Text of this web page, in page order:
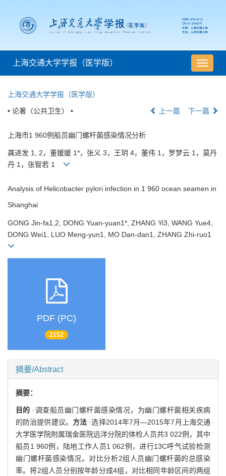
导
航
上海交通大学学报（医学版）
上海交通大学学报（医学版）
• 论著（公共卫生） • 上一篇 下一篇
上海市1 960例船员幽门螺杆菌感染情况分析
龚进发 1, 2，董媛媛 1*，张义 3，王玥 4，董伟 1，罗梦云 1，莫丹
丹 1，张智若 1
Analysis of Helicobacter pylori infection in 1 960 ocean seamen in
Shanghai
GONG Jin-fa1,2, DONG Yuan-yuan1*, ZHANG Yi3, WANG Yue4,
DONG Wei1, LUO Meng-yun1, MO Dan-dan1, ZHANG Zhi-ruo1
PDF (PC)
2152
摘要/Abstract
摘要：
目的 ·调查船员幽门螺杆菌感染情况，为幽门螺杆菌相关疾病
的防治提供建议。 方法 ·选择2014年7月—2015年7月上海交通
大学医学院附属瑞金医院远洋分院的体检人员共3 022例，其中
船员1 960例，陆地工作人员1 062例，进行13C呼气试验检测
幽门螺杆菌感染情况。对比分析2组人员幽门螺杆菌的总感染
率。将2组人员分别按年龄分成4组，对比相同年龄区间的两组